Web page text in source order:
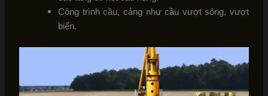
Công trình cầu, cảng như cầu vượt sông, vượt
biển.